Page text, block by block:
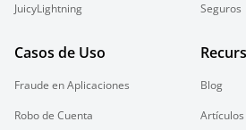
JuicyLightning
Seguros
Casos de Uso
Fraude en Aplicaciones
Robo de Cuenta
Blog
Artículos